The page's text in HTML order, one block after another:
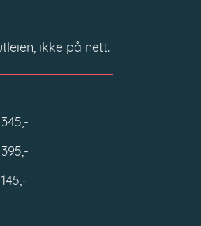
ikke på nett.
345,-
395,-
145,-